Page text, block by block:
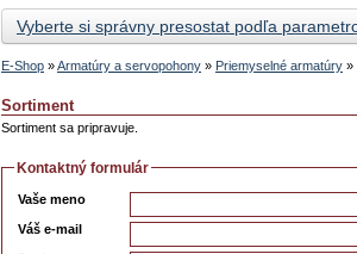
Vyberte si správny presostat podľa
E-Shop »Armatúry a servopohony » Priemyselné armatúry »
Sortiment
Sortiment sa pripravuje.
Kontaktný formulár
Vaše meno
Váš e-mail